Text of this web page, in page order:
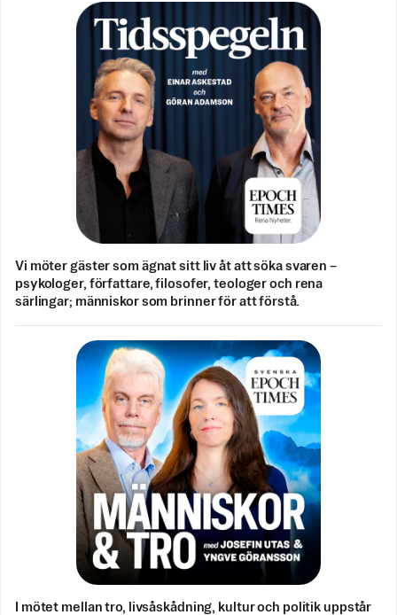
Vi möter gäster som ägnat sitt liv åt att söka svaren –
psykologer, författare, filosofer, teologer och rena
särlingar; människor som brinner för att förstå.
I mötet mellan tro, livsåskådning, kultur och politik uppstår